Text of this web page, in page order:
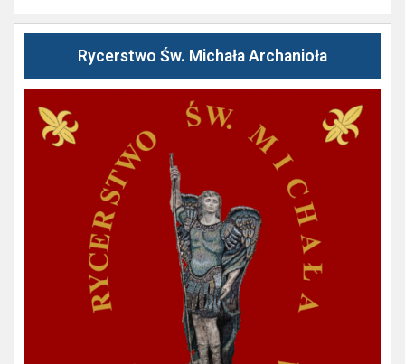
Rycerstwo Św. Michała Archanioła